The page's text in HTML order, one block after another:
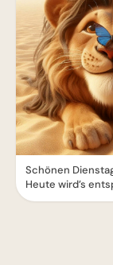
Schönen
Heute wird’s